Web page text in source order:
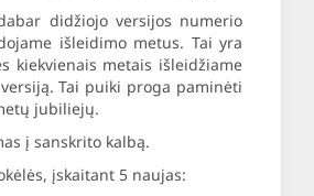
didžiojo versijos numerio
išleidimo metus. Tai yra
kiekvienais metais išleidžiame
Tai puiki proga paminėti
jubiliejų.
į sanskrito kalbą.
įskaitant 5 naujas: